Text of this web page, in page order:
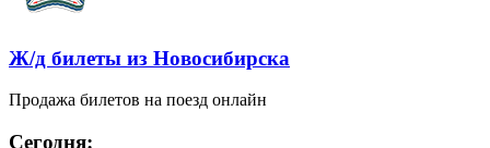
Ж/д билеты из Новосибирска
Продажа билетов на поезд онлайн
Сегодня: